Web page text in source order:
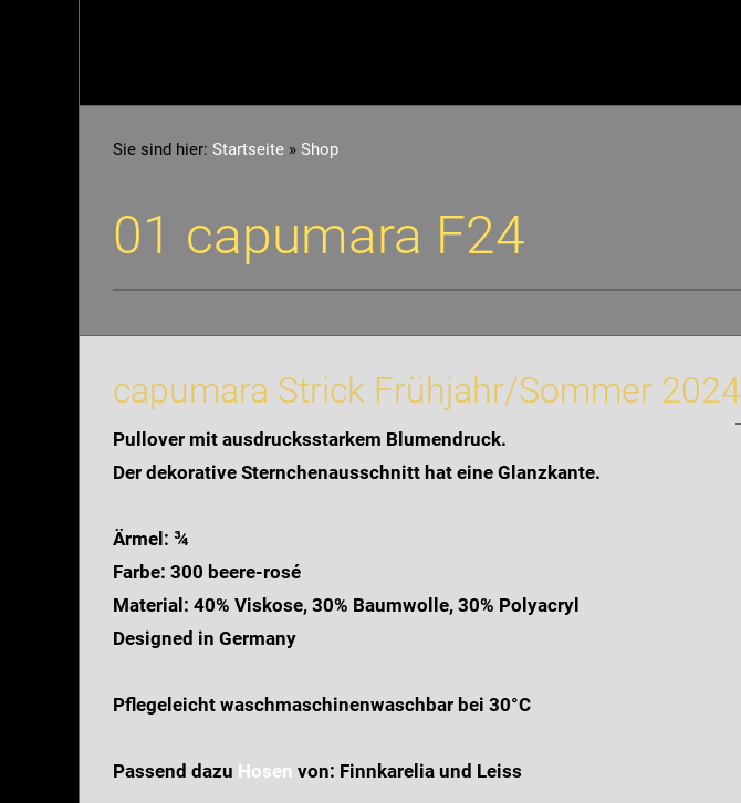
Sie sind hier: Startseite » Shop
01 capumara F24
capumara Strick Frühjahr/Sommer 2024
Pullover mit ausdrucksstarkem Blumendruck.
Der dekorative Sternchenausschnitt hat eine Glanzkante.
Ärmel: ¾
Farbe: 300 beere-rosé
Material: 40% Viskose, 30% Baumwolle, 30% Polyacryl
Designed in Germany
Pflegeleicht waschmaschinenwaschbar bei 30°C
Passend dazu Hosen von: Finnkarelia und Leiss